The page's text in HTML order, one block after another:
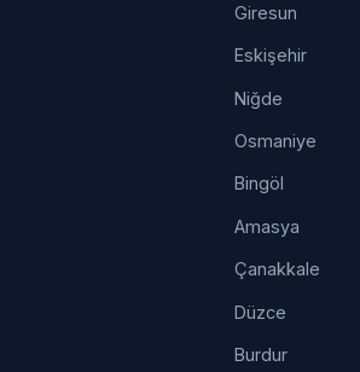
Giresun
Eskişehir
Niğde
Osmaniye
Bingöl
Amasya
Çanakkale
Düzce
Burdur